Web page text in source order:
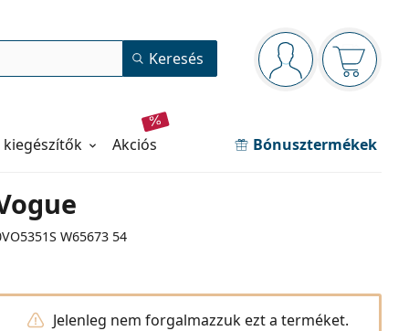
Navigációs panel
Bejelentkezve
Kosara
Keresés
kiegészítők akciós Bónusztermékek
W65673 54
Jelenleg nem forgalmazzuk ezt a terméket.